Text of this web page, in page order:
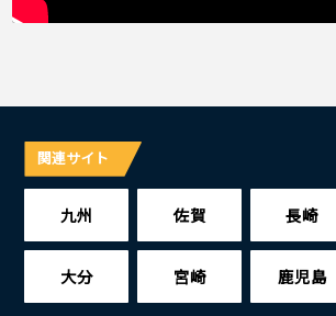
関連サイト
九州 佐賀 長崎
大分 宮崎 鹿児島